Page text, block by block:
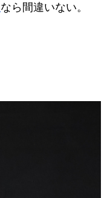
なら間違いない。